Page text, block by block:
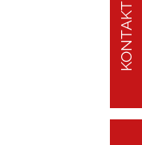
KONTAKT